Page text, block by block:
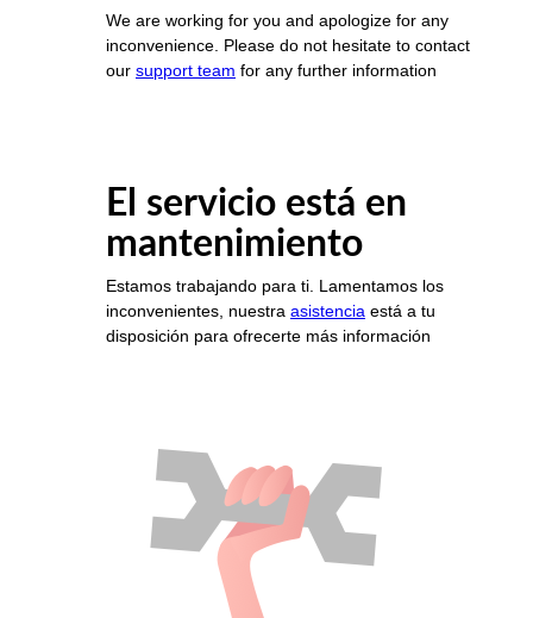
We are working for you and apologize for any
inconvenience. Please do not hesitate to contact
our support team for any further information
El servicio está en
mantenimiento
Estamos trabajando para ti. Lamentamos los
inconvenientes, nuestra asistencia está a tu
disposición para ofrecerte más información